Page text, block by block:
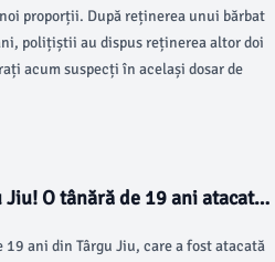
proporții. După reținerea unui bărbat
polițiștii au dispus reținerea altor doi
acum suspecți în același dosar de
O tânără de 19 ani atacată
19 ani din Târgu Jiu, care a fost atacată